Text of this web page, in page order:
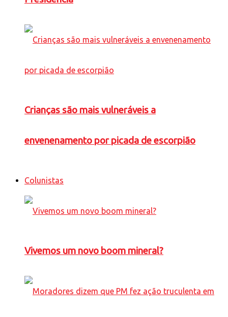
Crianças são mais vulneráveis a
envenenamento por picada de escorpião
Colunistas
Vivemos um novo boom mineral?